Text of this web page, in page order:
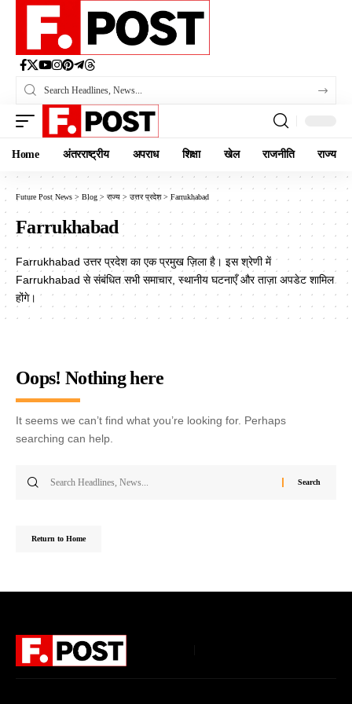
Home अंतरराष्ट्रीय अपराध शिक्षा खेल राजनीति राज्य
Future Post News > Blog > राज्य > उत्तर प्रदेश> Farrukhabad
Farrukhabad
Farrukhabad उत्तर प्रदेश का एक प्रमुख ज़िला है। इस श्रेणी में
Farrukhabad से संबंधित सभी समाचार, स्थानीय घटनाएँ और ताज़ा अपडेट शामिल
होंगे।
Oops! Nothing here
It seems we can’t find what you’re looking for. Perhaps
searching can help.
Return to Home